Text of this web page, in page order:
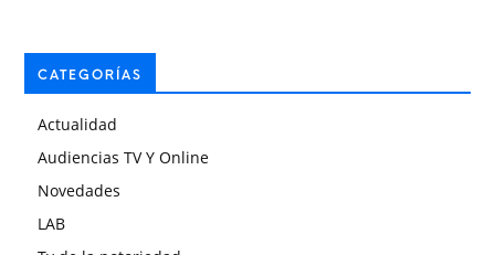
CATEGORÍAS
Actualidad
Audiencias TV Y Online
Novedades
LAB